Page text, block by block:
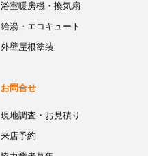
浴室暖房機・換気扇
給湯・エコキュート
外壁屋根塗装
お問合せ
現地調査・お見積り
来店予約